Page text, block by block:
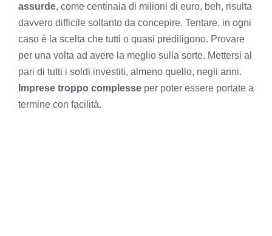
assurde, come centinaia di milioni di euro, beh, risulta
davvero difficile soltanto da concepire. Tentare, in ogni
caso è la scelta che tutti o quasi prediligono. Provare
per una volta ad avere la meglio sulla sorte. Mettersi al
pari di tutti i soldi investiti, almeno quello, negli anni.
Imprese troppo complesse per poter essere portate a
termine con facilità.